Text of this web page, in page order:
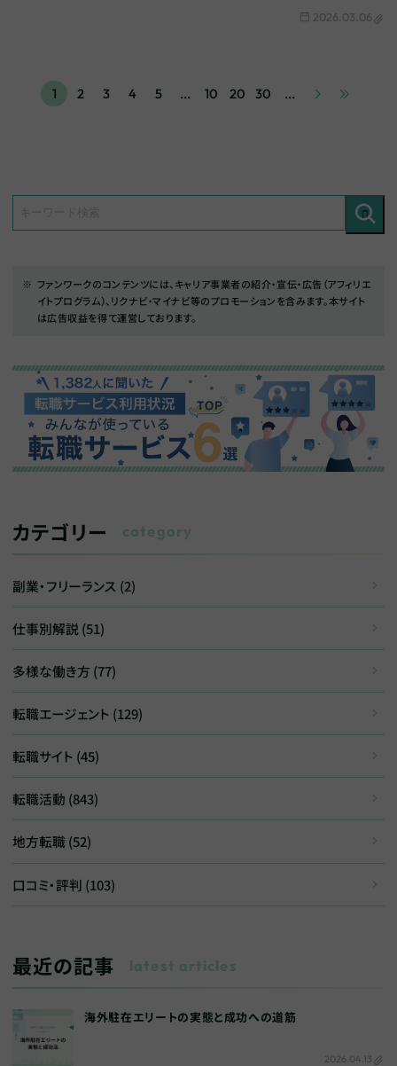
2026.03.06
1 2 3 4 5 ... 10 20 30 ...
ファンワークのコンテンツには、キャリア事業者の紹介・宣伝・広告（アフィリエ
イトプログラム）、リクナビ・マイナビ等のプロモーションを含みます。本サイト
は広告収益を得て運営しております。
カテゴリー category
副業・フリーランス (2)
仕事別解説 (51)
多様な働き方 (77)
転職エージェント (129)
転職サイト (45)
転職活動 (843)
地方転職 (52)
口コミ・評判 (103)
最近の記事 latest articles
海外駐在エリートの実態と成功への道筋
2026.04.13